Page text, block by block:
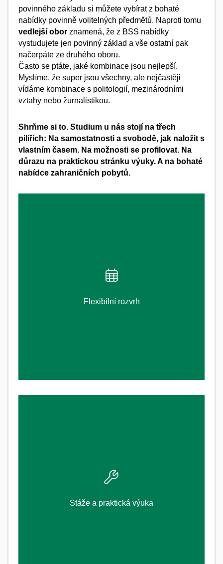
povinného základu si můžete vybírat z bohaté
nabídky povinně volitelných předmětů. Naproti tomu
vedlejší obor znamená, že z BSS nabídky
vystudujete jen povinný základ a vše ostatní pak
načerpáte ze druhého oboru.
Často se ptáte, jaké kombinace jsou nejlepší.
Myslíme, že super jsou všechny, ale nejčastěji
vídáme kombinace s politologií, mezinárodními
vztahy nebo žurnalistikou.
Shrňme si to. Studium u nás stojí na třech
pilířích: Na samostatnosti a svobodě, jak naložit s
vlastním časem. Na možnosti se profilovat. Na
důrazu na praktickou stránku výuky. A na bohaté
nabídce zahraničních pobytů.
Flexibilní rozvrh
Stáže a praktická výuka